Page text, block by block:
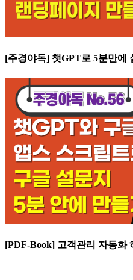
[주경야독] 챗GPT로 5분만에
[PDF-Book] 고객관리 자동화